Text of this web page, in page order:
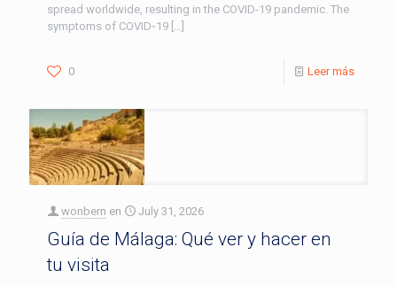
spread worldwide, resulting in the COVID-19 pandemic. The
symptoms of COVID‑19
0 Leer más
wonbern en July 31, 2026
Guía de Málaga: Qué ver y hacer en
tu visita